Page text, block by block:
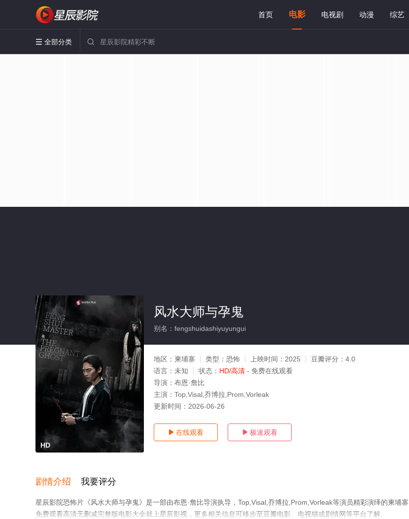
首页 电影 电视剧 动漫 综艺
 全部分类 
HD
风水大师与孕鬼
别名：fengshuidashiyuyungui
地区： 柬埔寨 类型： 恐怖 上映时间： 2025 豆瓣评分： 4.0
语言： 未知 状态： HD/高清 - 免费在线观看
导演： 布恩·詹比
主演： Top,Visal,乔博拉,Prom,Vorleak
更新时间： 2026-06-26
 在线观看  极速观看
剧情介绍 我要评分
星辰影院恐怖片《风水大师与孕鬼》是一部由布恩·詹比导演执导，Top,Visal,乔博拉,Prom,Vorleak等演员精彩演绎的柬埔
免费观看高清无删减完整版电影大全就上星辰影视，更多相关信息可移步至豆瓣电影、电视猫或剧情网等平台了解。